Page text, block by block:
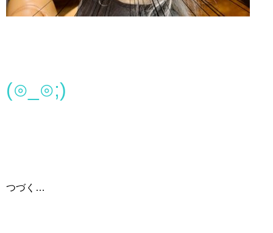
(⊙_⊙;)
つづく…